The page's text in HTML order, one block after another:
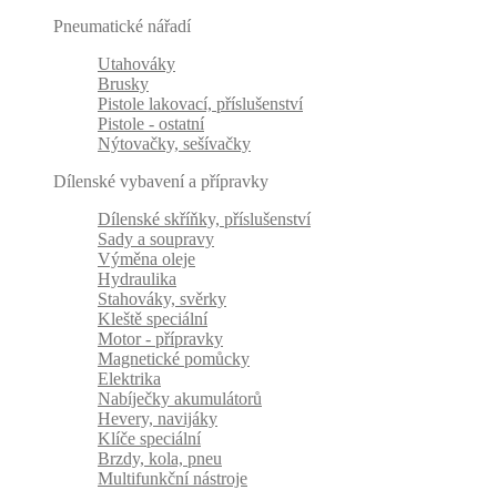
Pneumatické nářadí
Utahováky
Brusky
Pistole lakovací, příslušenství
Pistole - ostatní
Nýtovačky, sešívačky
Dílenské vybavení a přípravky
Dílenské skříňky, příslušenství
Sady a soupravy
Výměna oleje
Hydraulika
Stahováky, svěrky
Kleště speciální
Motor - přípravky
Magnetické pomůcky
Elektrika
Nabíječky akumulátorů
Hevery, navijáky
Klíče speciální
Brzdy, kola, pneu
Multifunkční nástroje